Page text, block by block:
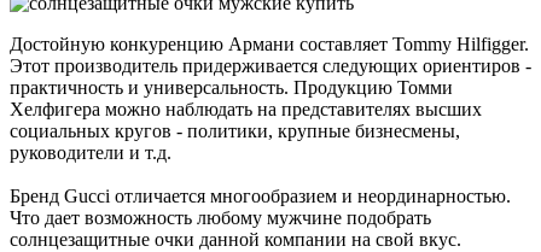
Достойную конкуренцию Армани составляет Tommy Hilfigger.
Этот производитель придерживается следующих ориентиров -
практичность и универсальность. Продукцию Томми
Хелфигера можно наблюдать на представителях высших
социальных кругов - политики, крупные бизнесмены,
руководители и т.д.
Бренд Gucci отличается многообразием и неординарностью.
Что дает возможность любому мужчине подобрать
солнцезащитные очки данной компании на свой вкус.